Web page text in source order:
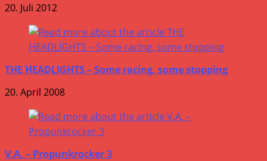
20. Juli 2012
THE HEADLIGHTS – Some racing, some stopping
20. April 2008
V.A. – Propunkrocker 3